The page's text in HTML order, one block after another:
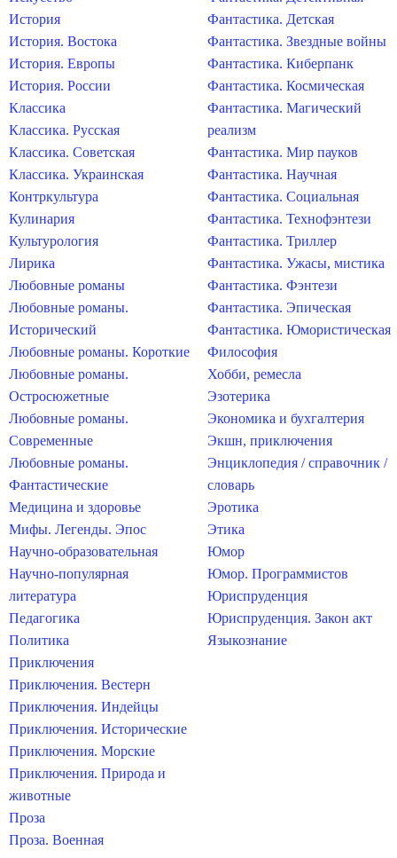
История
История. Востока
История. Европы
История. России
Классика
Классика. Русская
Классика. Советская
Классика. Украинская
Контркультура
Кулинария
Культурология
Лирика
Любовные романы
Любовные романы.
Исторический
Любовные романы. Короткие
Любовные романы.
Остросюжетные
Любовные романы.
Современные
Любовные романы.
Фантастические
Медицина и здоровье
Мифы. Легенды. Эпос
Научно-образовательная
Научно-популярная
литература
Педагогика
Политика
Приключения
Приключения. Вестерн
Приключения. Индейцы
Приключения. Исторические
Приключения. Морские
Приключения. Природа и
животные
Проза
Проза. Военная
Фантастика. Детская
Фантастика. Звездные войны
Фантастика. Киберпанк
Фантастика. Космическая
Фантастика. Магический
реализм
Фантастика. Мир пауков
Фантастика. Научная
Фантастика. Социальная
Фантастика. Технофэнтези
Фантастика. Триллер
Фантастика. Ужасы, мистика
Фантастика. Фэнтези
Фантастика. Эпическая
Фантастика. Юмористическая
Философия
Хобби, ремесла
Эзотерика
Экономика и бухгалтерия
Экшн, приключения
Энциклопедия / справочник /
словарь
Эротика
Этика
Юмор
Юмор. Программистов
Юриспруденция
Юриспруденция. Закон акт
Языкознание